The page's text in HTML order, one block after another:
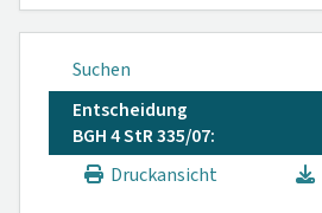
Suchen
Entscheidung
BGH 4 StR 335/07:
Druckansicht